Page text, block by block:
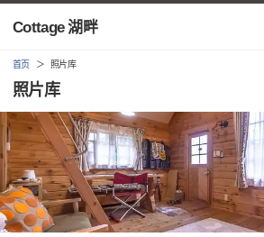
Cottage 湖畔
首页 照片库
照片库